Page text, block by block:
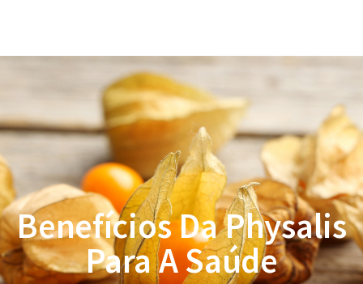
Benefícios Da Physalis
Para A Saúde